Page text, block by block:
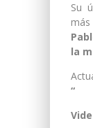
Su
la
“